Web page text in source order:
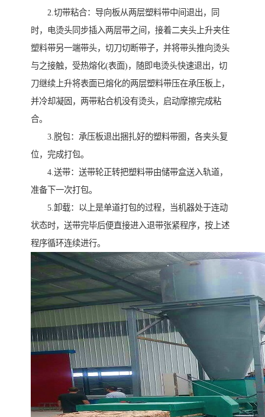
2.切带粘合：导向板从两层塑料带中间退出，同
时，电烫头同步插入两层带之间，接着二夹头上升夹住
塑料带另一端带头，切刀切断带子，并将带头推向烫头
与之接触，受热熔化(表面)，随即电烫头快速退出，切
刀继续上升将表面已熔化的两层塑料带压在承压板上，
并冷却凝固，两带粘合机没有烫头，启动摩擦完成粘
合。
3.脱包：承压板退出捆扎好的塑料带圈，各夹头复
位，完成打包。
4.送带：送带轮正转把塑料带由储带盒送入轨道，
准备下一次打包。
5.卸载：以上是单道打包的过程，当机器处于连动
状态时，送带完毕后便直接进入退带张紧程序，按上述
程序循环连续进行。